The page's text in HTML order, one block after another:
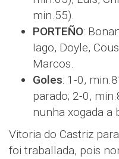
min.55).
PORTEÑO:
Iago, Doyle,
Marcos.
Goles: 1-0,
parado; 2-0,
nunha xogada a
Vitoria do Castriz
foi traballada, pois